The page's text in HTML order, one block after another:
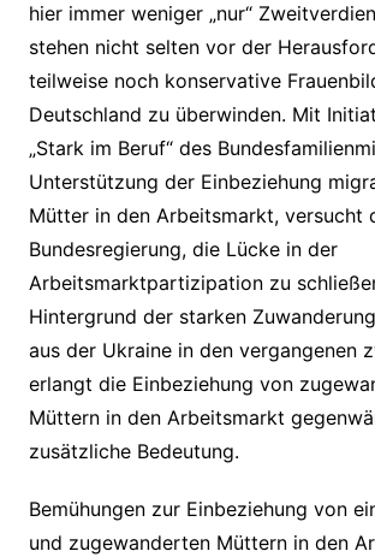
hier immer weniger „nur“
stehen nicht selten vor der
teilweise noch konservative
Deutschland zu überwinden. Mit
„Stark im Beruf“ des
Unterstützung der Einbeziehung
Mütter in den Arbeitsmarkt, versucht
Bundesregierung, die Lücke in der
Arbeitsmarktpartizipation zu
Hintergrund der starken
aus der Ukraine in den vergangenen
erlangt die Einbeziehung von
Müttern in den Arbeitsmarkt
zusätzliche Bedeutung.
Bemühungen zur Einbeziehung von
und zugewanderten Müttern in den